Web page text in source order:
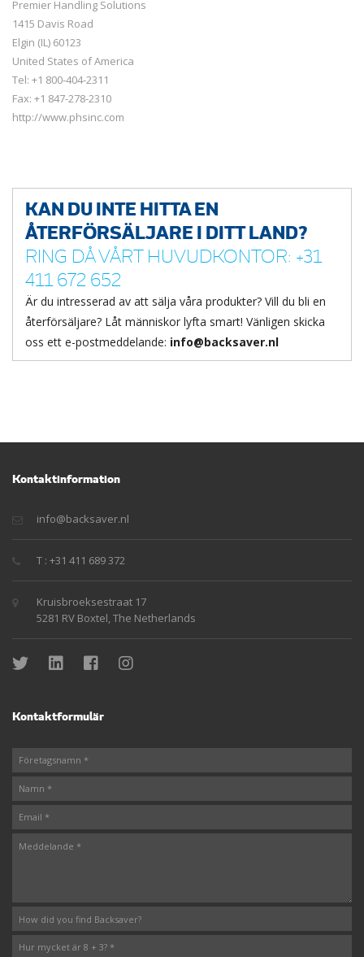
Premier Handling Solutions
1415 Davis Road
Elgin (IL) 60123
United States of America
Tel: +1 800-404-2311
Fax: +1 847-278-2310
http://www.phsinc.com
KAN DU INTE HITTA EN
ÅTERFÖRSÄLJARE I DITT LAND?
RING DÅ VÅRT HUVUDKONTOR: +31
411 672 652
Är du intresserad av att sälja våra produkter? Vill du bli en
återförsäljare? Låt människor lyfta smart! Vänligen skicka
oss ett e-postmeddelande: info@backsaver.nl
Kontaktinformation
info@backsaver.nl
T : +31 411 689 372
Kruisbroeksestraat 17
5281 RV Boxtel, The Netherlands
Kontaktformulär